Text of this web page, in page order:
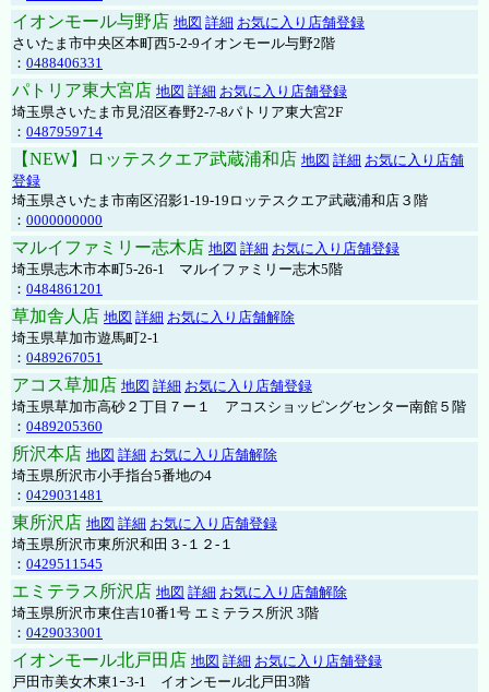
イオンモール与野店 地図 詳細 お気に入り店舗登録
さいたま市中央区本町西5-2-9イオンモール与野2階
： 0488406331
パトリア東大宮店 地図 詳細 お気に入り店舗登録
埼玉県さいたま市見沼区春野2-7-8パトリア東大宮2F
： 0487959714
【NEW】ロッテスクエア武蔵浦和店 地図 詳細 お気に入り店舗
登録
埼玉県さいたま市南区沼影1-19-19ロッテスクエア武蔵浦和店３階
： 0000000000
マルイファミリー志木店 地図 詳細 お気に入り店舗登録
埼玉県志木市本町5-26-1 マルイファミリー志木5階
： 0484861201
草加舎人店 地図 詳細 お気に入り店舗解除
埼玉県草加市遊馬町2-1
： 0489267051
アコス草加店 地図 詳細 お気に入り店舗登録
埼玉県草加市高砂２丁目７ー１ アコスショッピングセンター南館５階
： 0489205360
所沢本店 地図 詳細 お気に入り店舗解除
埼玉県所沢市小手指台5番地の4
： 0429031481
東所沢店 地図 詳細 お気に入り店舗登録
埼玉県所沢市東所沢和田３-１２-１
： 0429511545
エミテラス所沢店 地図 詳細 お気に入り店舗解除
埼玉県所沢市東住吉10番1号 エミテラス所沢 3階
： 0429033001
イオンモール北戸田店 地図 詳細 お気に入り店舗登録
戸田市美女木東1ｰ3‐1 イオンモール北戸田3階